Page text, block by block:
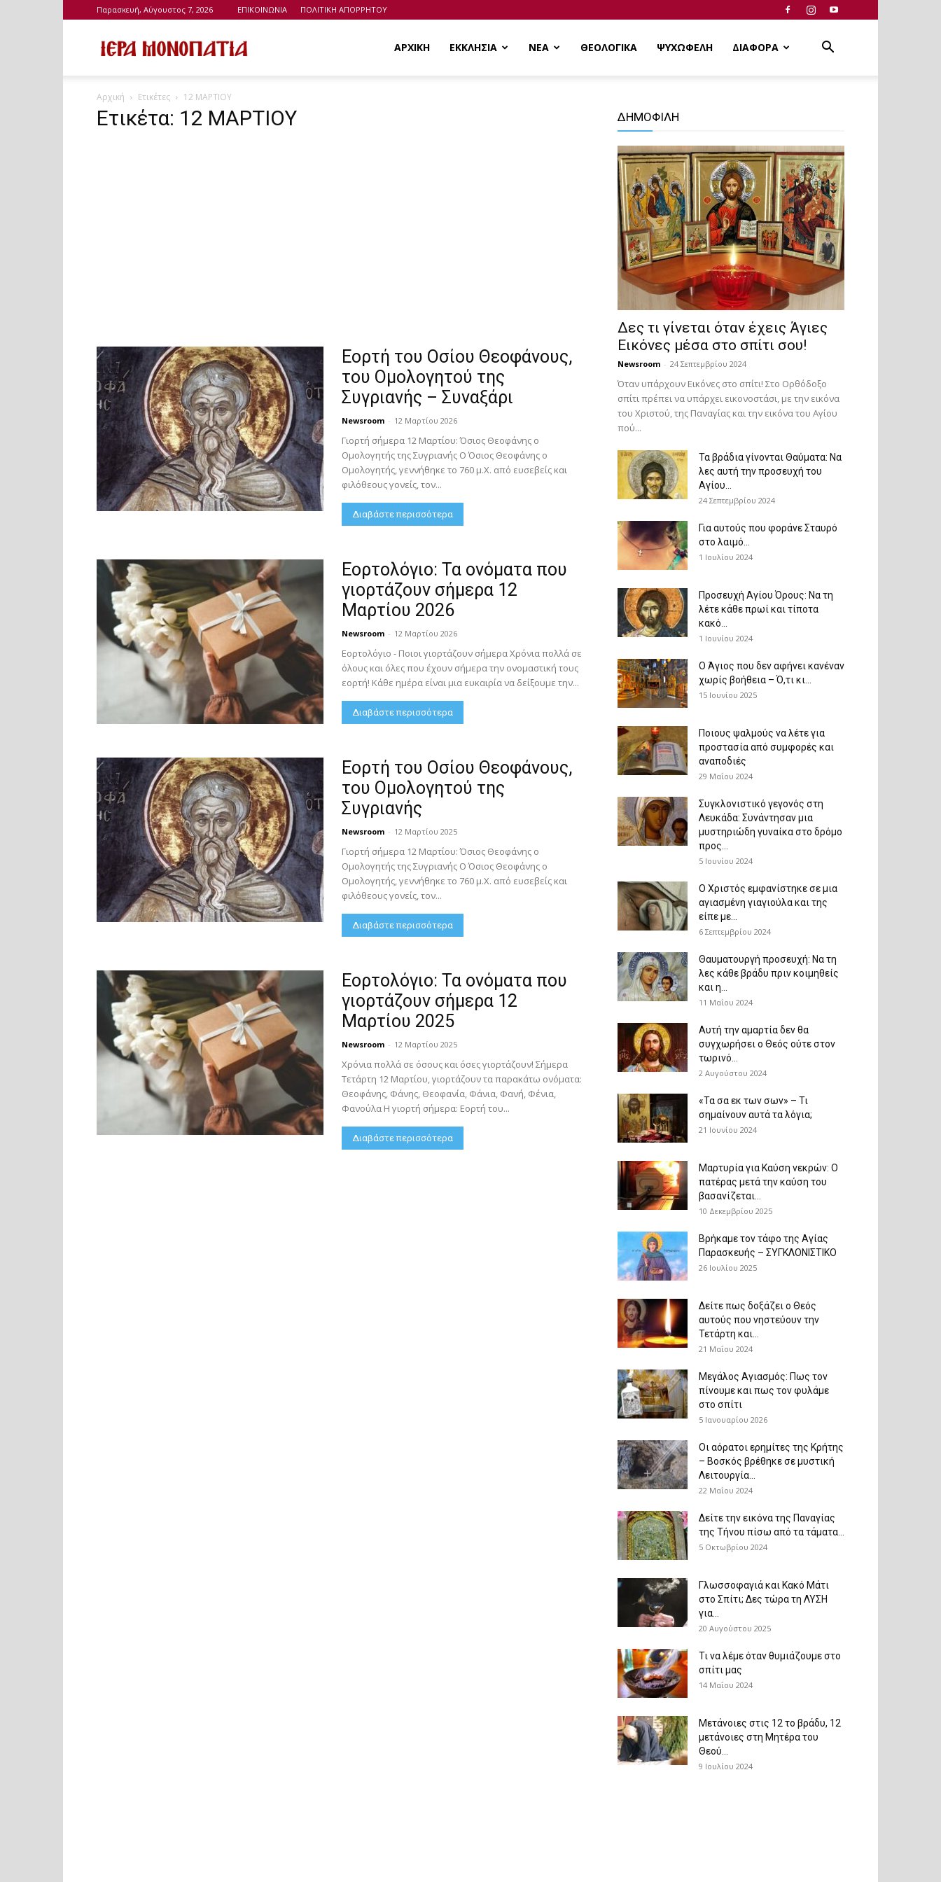
Παρασκευή, Αύγουστος 7, 2026 ΕΠΙΚΟΙΝΩΝΙΑ ΠΟΛΙΤΙΚΗ ΑΠΟΡΡΗΤΟΥ
ΑΡΧΙΚΗ ΕΚΚΛΗΣΙΑ ΝΕΑ ΘΕΟΛΟΓΙΚΑ ΨΥΧΩΦΕΛΗ ΔΙΑΦΟΡΑ
Αρχική Ετικέτες 12 ΜΑΡΤΙΟΥ
Ετικέτα: 12 ΜΑΡΤΙΟΥ
Εορτή του Οσίου Θεοφάνους,
του Ομολογητού της
Συγριανής – Συναξάρι
Newsroom - 12 Μαρτίου 2026
Γιορτή σήμερα 12 Μαρτίου: Όσιος Θεοφάνης ο
Ομολογητής της Συγριανής Ο Όσιος Θεοφάνης ο
Ομολογητής, γεννήθηκε το 760 μ.Χ. από ευσεβείς και
φιλόθεους γονείς, τον...
Διαβάστε περισσότερα
Εορτολόγιο: Τα ονόματα που
γιορτάζουν σήμερα 12
Μαρτίου 2026
Newsroom - 12 Μαρτίου 2026
Εορτολόγιο - Ποιοι γιορτάζουν σήμερα Χρόνια πολλά σε
όλους και όλες που έχουν σήμερα την ονομαστική τους
εορτή! Κάθε ημέρα είναι μια ευκαιρία να δείξουμε την...
Διαβάστε περισσότερα
Εορτή του Οσίου Θεοφάνους,
του Ομολογητού της
Συγριανής
Newsroom - 12 Μαρτίου 2025
Γιορτή σήμερα 12 Μαρτίου: Όσιος Θεοφάνης ο
Ομολογητής της Συγριανής Ο Όσιος Θεοφάνης ο
Ομολογητής, γεννήθηκε το 760 μ.Χ. από ευσεβείς και
φιλόθεους γονείς, τον...
Διαβάστε περισσότερα
Εορτολόγιο: Τα ονόματα που
γιορτάζουν σήμερα 12
Μαρτίου 2025
Newsroom - 12 Μαρτίου 2025
Χρόνια πολλά σε όσους και όσες γιορτάζουν! Σήμερα
Τετάρτη 12 Μαρτίου, γιορτάζουν τα παρακάτω ονόματα:
Θεοφάνης, Φάνης, Θεοφανία, Φάνια, Φανή, Φένια,
Φανούλα Η γιορτή σήμερα: Εορτή του...
Διαβάστε περισσότερα
ΔΗΜΟΦΙΛΗ
Δες τι γίνεται όταν έχεις Άγιες
Εικόνες μέσα στο σπίτι σου!
Newsroom - 24 Σεπτεμβρίου 2024
Όταν υπάρχουν Εικόνες στο σπίτι! Στο Ορθόδοξο
σπίτι πρέπει να υπάρχει εικονοστάσι, με την εικόνα
του Χριστού, της Παν­αγίας και την εικόνα του Αγίου
πού...
Τα βράδια γίνονται Θαύματα: Να
λες αυτή την προσευχή του
Αγίου...
24 Σεπτεμβρίου 2024
Για αυτούς που φοράνε Σταυρό
στο λαιμό…
1 Ιουλίου 2024
Προσευχή Αγίου Όρους: Να τη
λέτε κάθε πρωί και τίποτα
κακό...
1 Ιουνίου 2024
Ο Άγιος που δεν αφήνει κανέναν
χωρίς βοήθεια – Ό,τι κι...
15 Ιουνίου 2025
Ποιους ψαλμούς να λέτε για
προστασία από συμφορές και
αναποδιές
29 Μαΐου 2024
Συγκλονιστικό γεγονός στη
Λευκάδα: Συνάντησαν μια
μυστηριώδη γυναίκα στο δρόμο
προς...
5 Ιουνίου 2024
Ο Χριστός εμφανίστηκε σε μια
αγιασμένη γιαγιούλα και της
είπε με...
6 Σεπτεμβρίου 2024
Θαυματουργή προσευχή: Να τη
λες κάθε βράδυ πριν κοιμηθείς
και η...
11 Μαΐου 2024
Αυτή την αμαρτία δεν θα
συγχωρήσει ο Θεός ούτε στον
τωρινό...
2 Αυγούστου 2024
«Τα σα εκ των σων» – Τι
σημαίνουν αυτά τα λόγια;
21 Ιουνίου 2024
Μαρτυρία για Καύση νεκρών: Ο
πατέρας μετά την καύση του
βασανίζεται...
10 Δεκεμβρίου 2025
Βρήκαμε τον τάφο της Αγίας
Παρασκευής – ΣΥΓΚΛΟΝΙΣΤΙΚΟ
26 Ιουλίου 2025
Δείτε πως δοξάζει ο Θεός
αυτούς που νηστεύουν την
Τετάρτη και...
21 Μαΐου 2024
Μεγάλος Αγιασμός: Πως τον
πίνουμε και πως τον φυλάμε
στο σπίτι
5 Ιανουαρίου 2026
Οι αόρατοι ερημίτες της Κρήτης
– Βοσκός βρέθηκε σε μυστική
Λειτουργία...
22 Μαΐου 2024
Δείτε την εικόνα της Παναγίας
της Τήνου πίσω από τα τάματα...
5 Οκτωβρίου 2024
Γλωσσοφαγιά και Κακό Μάτι
στο Σπίτι; Δες τώρα τη ΛΥΣΗ
για...
20 Αυγούστου 2025
Τι να λέμε όταν θυμιάζουμε στο
σπίτι μας
14 Μαΐου 2024
Μετάνοιες στις 12 το βράδυ, 12
μετάνοιες στη Μητέρα του
Θεού...
9 Ιουλίου 2024